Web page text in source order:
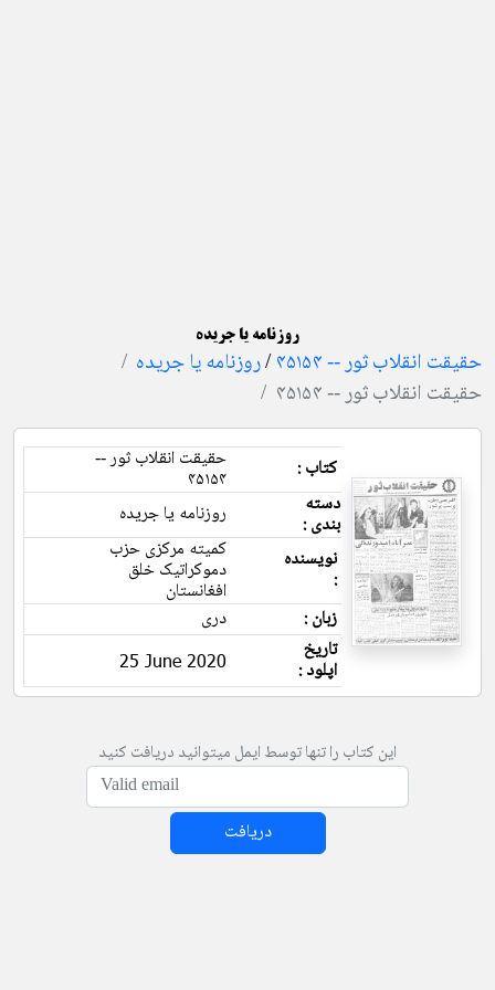
روزنامه یا جریده
حقیقت انقلاب ثور -- ۴۵۱۵۴ /روزنامه یا جریده
حقیقت انقلاب ثور -- ۴۵۱۵۴
کتاب : حقیقت انقلاب ثور --
۴۵۱۵۴
دسته
بندی :
روزنامه یا جریده
نویسنده
:
کمیته مرکزی حزب
دموکراتیک خلق
افغانستان
زبان :
دری
تاریخ
اپلود : 25 June 2020
این کتاب را تنها توسط ایمل میتوانید دریافت کنید
دریافت